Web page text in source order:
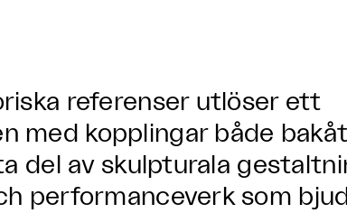
referenser utlöser ett
med kopplingar både
del av skulpturala
performanceverk som